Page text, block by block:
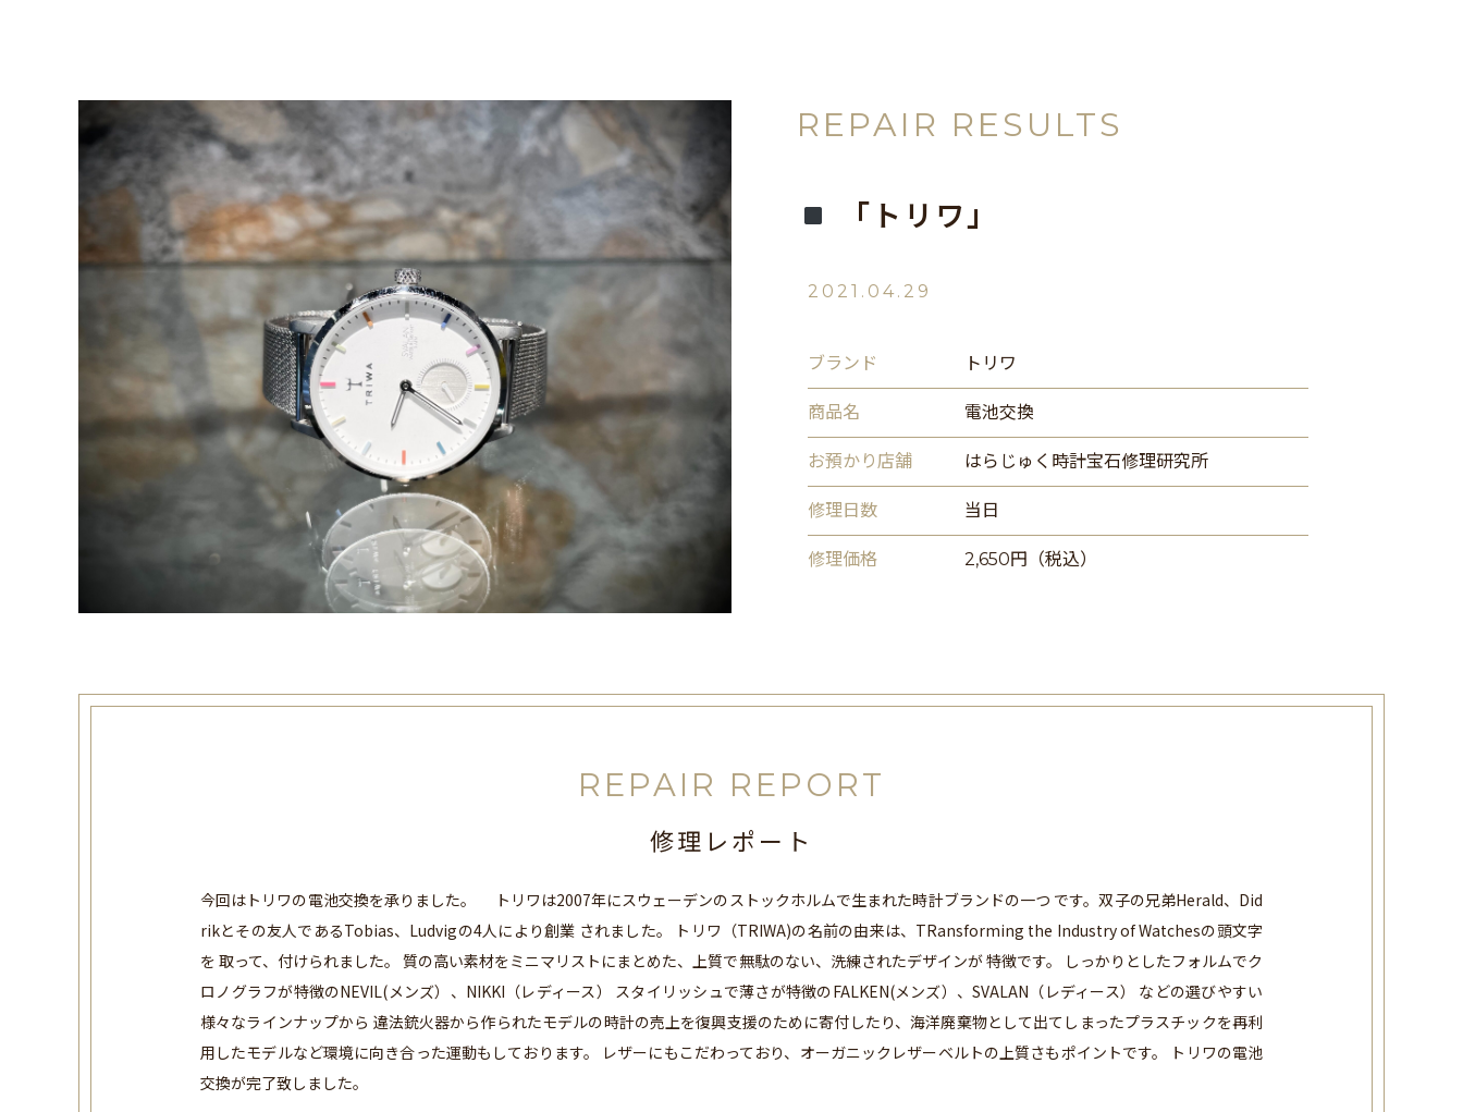
REPAIR RESULTS
「トリワ」
2021.04.29
ブランド トリワ
商品名 電池交換
お預かり店舗 はらじゅく時計宝石修理研究所
修理日数 当日
修理価格 2,650円（税込）
REPAIR REPORT
修理レポート
今回はトリワの電池交換を承りました。 トリワは2007年にスウェーデンのストックホルムで生まれた時計ブランドの一つ です。双子の兄弟Herald、Did
rikとその友人であるTobias、Ludvigの4人により創業 されました。 トリワ（TRIWA)の名前の由来は、TRansforming the Industry of Watchesの頭文字
を 取って、付けられました。 質の高い素材をミニマリストにまとめた、上質で無駄のない、洗練されたデザインが 特徴です。 しっかりとしたフォルムでク
ロノグラフが特徴のNEVIL(メンズ）、NIKKI（レディース） スタイリッシュで薄さが特徴のFALKEN(メンズ）、SVALAN（レディース） などの選びやすい
様々なラインナップから 違法銃火器から作られたモデルの時計の売上を復興支援のために寄付したり、海洋廃棄物として出てしまったプラスチックを再利
用したモデルなど環境に向き合った運動もしております。 レザーにもこだわっており、オーガニックレザーベルトの上質さもポイントです。 トリワの電池
交換が完了致しました。